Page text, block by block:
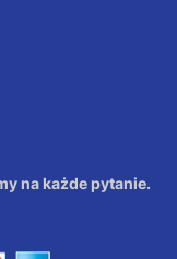
na każde pytanie.